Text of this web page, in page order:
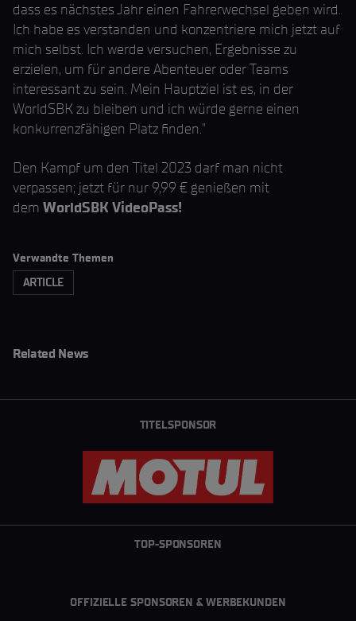
dass es nächstes Jahr einen Fahrerwechsel geben wird.
Ich habe es verstanden und konzentriere mich jetzt auf
mich selbst. Ich werde versuchen, Ergebnisse zu
erzielen, um für andere Abenteuer oder Teams
interessant zu sein. Mein Hauptziel ist es, in der
WorldSBK zu bleiben und ich würde gerne einen
konkurrenzfähigen Platz finden."
Den Kampf um den Titel 2023 darf man nicht
verpassen; jetzt für nur 9,99 € genießen mit
dem WorldSBK VideoPass!
Verwandte Themen
ARTICLE
Related News
TITELSPONSOR
TOP-SPONSOREN
OFFIZIELLE SPONSOREN & WERBEKUNDEN